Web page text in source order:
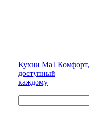
Кухни Mall Комфорт,
доступный
каждому